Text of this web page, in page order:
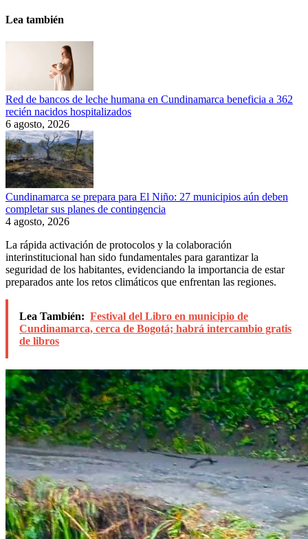
Lea también
Red de bancos de leche humana en Cundinamarca beneficia a 362
recién nacidos hospitalizados
6 agosto, 2026
Cundinamarca se prepara para El Niño: 27 municipios aún deben
completar sus planes de contingencia
4 agosto, 2026
La rápida activación de protocolos y la colaboración
interinstitucional han sido fundamentales para garantizar la
seguridad de los habitantes, evidenciando la importancia de estar
preparados ante los retos climáticos que enfrentan las regiones.
Lea También: Festival del Libro en municipio de
Cundinamarca, cerca de Bogotá; habrá intercambio gratis
de libros